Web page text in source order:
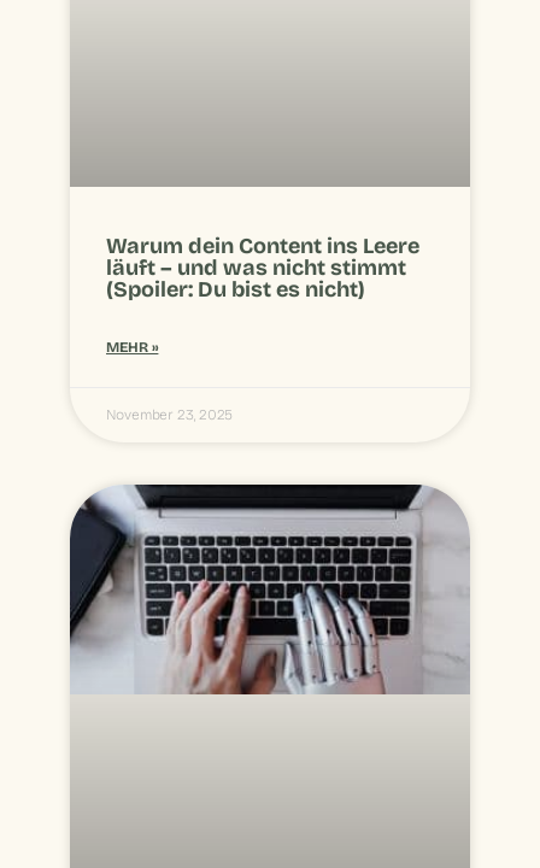
Warum dein Content ins Leere
läuft – und was nicht stimmt
(Spoiler: Du bist es nicht)
MEHR »
November 23, 2025